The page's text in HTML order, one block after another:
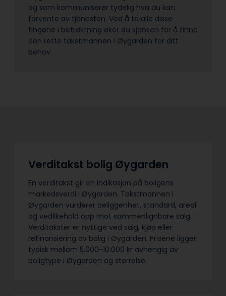
og som kommuniserer tydelig hva du kan
forvente av tjenesten. Ved å ta alle disse
tingene i betraktning øker du sjansen for å finne
den rette takstmannen i Øygarden for ditt
behov.
Verditakst bolig Øygarden
En verditakst gir en indikasjon på boligens
markedsverdi i Øygarden. Takstmannen i
Øygarden vurderer beliggenhet, standard, areal
og vedlikehold opp mot sammenlignbare salg.
Verditakster er nyttige ved salg, kjøp eller
refinansiering av bolig i Øygarden. Prisene ligger
typisk mellom 5.000-10.000 kr avhengig av
boligtype i Øygarden og størrelse.